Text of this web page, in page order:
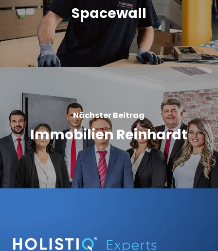
Spacewall
Nächster Beitrag
Immobilien Reinhardt